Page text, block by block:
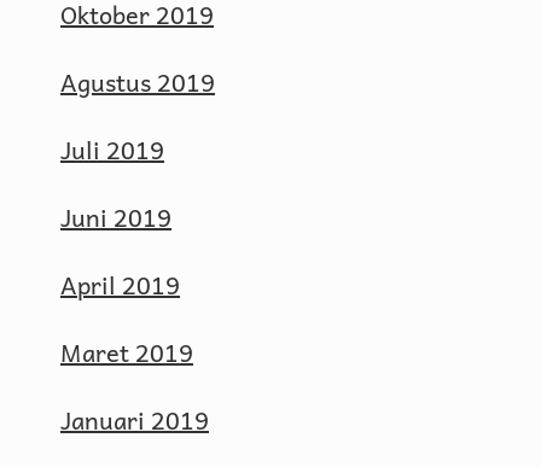
Oktober 2019
Agustus 2019
Juli 2019
Juni 2019
April 2019
Maret 2019
Januari 2019